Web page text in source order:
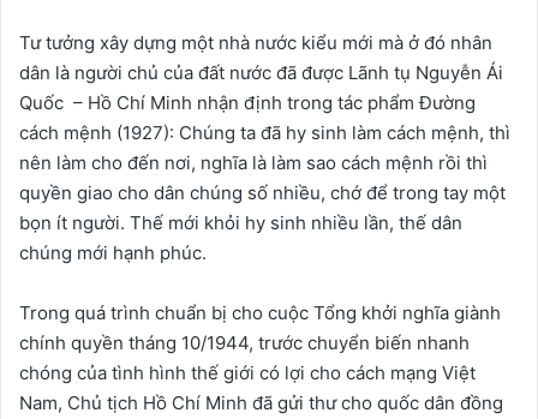
Tư tưởng xây dựng một nhà nước kiểu mới mà ở đó nhân
dân là người chủ của đất nước đã được Lãnh tụ Nguyễn Ái
Quốc – Hồ Chí Minh nhận định trong tác phẩm Đường
cách mệnh (1927): Chúng ta đã hy sinh làm cách mệnh, thì
nên làm cho đến nơi, nghĩa là làm sao cách mệnh rồi thì
quyền giao cho dân chúng số nhiều, chớ để trong tay một
bọn ít người. Thế mới khỏi hy sinh nhiều lần, thế dân
chúng mới hạnh phúc.
Trong quá trình chuẩn bị cho cuộc Tổng khởi nghĩa giành
chính quyền tháng 10/1944, trước chuyển biến nhanh
chóng của tình hình thế giới có lợi cho cách mạng Việt
Nam, Chủ tịch Hồ Chí Minh đã gửi thư cho quốc dân đồng